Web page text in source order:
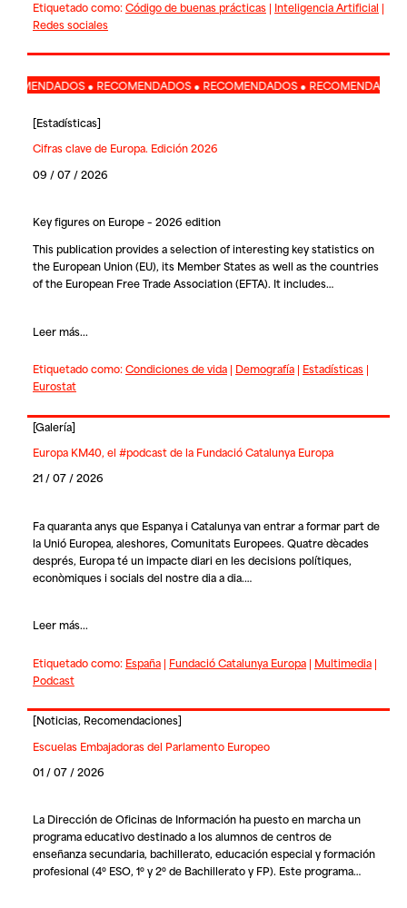
Etiquetado como:Código de buenas prácticas| Inteligencia Artificial |
Redes sociales
● RECOMENDADOS ● RECOMENDADOS ● RECOMENDADOS ●
[Estadísticas]
Cifras clave de Europa. Edición 2026
09 / 07 / 2026
Key figures on Europe – 2026 edition
This publication provides a selection of interesting key statistics on
the European Union (EU), its Member States as well as the countries
of the European Free Trade Association (EFTA). It includes…
Leer más...
Etiquetado como:Condiciones de vida| Demografía| Estadísticas|
Eurostat
[Galería]
Europa KM40, el #podcast de la Fundació Catalunya Europa
21 / 07 / 2026
Fa quaranta anys que Espanya i Catalunya van entrar a formar part de
la Unió Europea, aleshores, Comunitats Europees. Quatre dècades
després, Europa té un impacte diari en les decisions polítiques,
econòmiques i socials del nostre dia a dia.…
Leer más...
Etiquetado como: España| Fundació Catalunya Europa| Multimedia|
Podcast
[Noticias, Recomendaciones]
Escuelas Embajadoras del Parlamento Europeo
01 / 07 / 2026
La Dirección de Oficinas de Información ha puesto en marcha un
programa educativo destinado a los alumnos de centros de
enseñanza secundaria, bachillerato, educación especial y formación
profesional (4º ESO, 1º y 2º de Bachillerato y FP). Este programa…